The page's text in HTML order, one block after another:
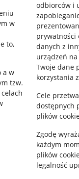
w
to,
a w
tzw.
odbiorców i
prywatności
danych z
urządzeń
Twoje dane
korzystania
Cele
dostępnych
plików
Zgodę
każdym
plików
legalność
"cookies"
"cookies"
lokalizacji
Aktu o Usługach